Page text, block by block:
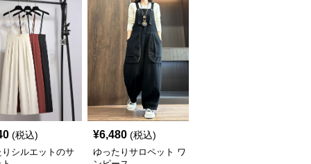
(税込)
りシルエットのサ
¥6,480 (税込)
ゆったりサロペット ワ